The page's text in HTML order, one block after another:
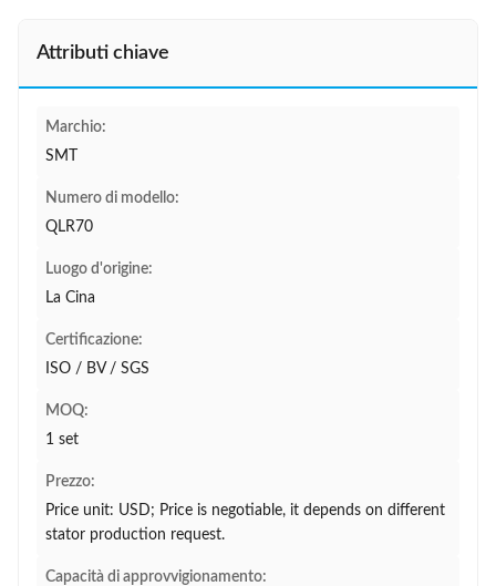
Attributi chiave
Marchio:
SMT
Numero di modello:
QLR70
Luogo d'origine:
La Cina
Certificazione:
ISO / BV / SGS
MOQ:
1 set
Prezzo:
Price unit: USD; Price is negotiable, it depends on different
stator production request.
Capacità di approvvigionamento: